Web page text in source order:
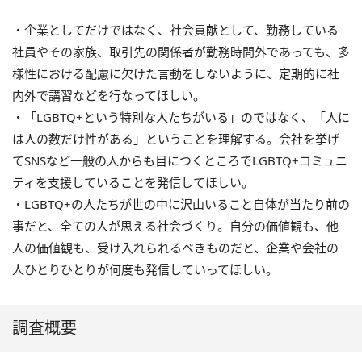
・企業としてだけではなく、社会貢献として、勤務している
社員やその家族、取引先の関係者が勤務時間外であっても、多
様性における配慮に欠けた言動をしないように、定期的に社
内外で講習などを行なってほしい。
・「LGBTQ+という特別な人たちがいる」のではなく、「人に
は人の数だけ性がある」ということを理解する。会社を挙げ
てSNSなど一般の人からも目につくところでLGBTQ+コミュニ
ティを支援していることを発信してほしい。
・LGBTQ+の人たちが世の中に沢山いること自体が当たり前の
事だと、全ての人が思える社会づくり。自分の価値観も、他
人の価値観も、受け入れられるべきものだと、企業や会社の
人ひとりひとりが何度も発信していってほしい。
調査概要